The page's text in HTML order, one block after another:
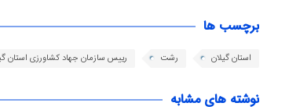
برچسب ها
استان گیلان رشت رییس سازمان جهاد کشاورزی استان
نوشته های مشابه